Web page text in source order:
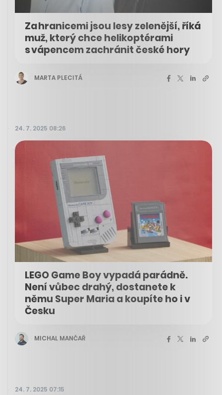
Za hranicemi jsou lesy zelenější, říká
muž, který chce helikoptérami
s vápencem zachránit české hory
MARTA PLECITÁ
24. 7. 2025 08:26
LEGO Game Boy vypadá parádně.
Není vůbec drahý, dostanete k
němu Super Maria a koupíte ho i v
Česku
MICHAL MANČAŘ
24. 7. 2025 07:15